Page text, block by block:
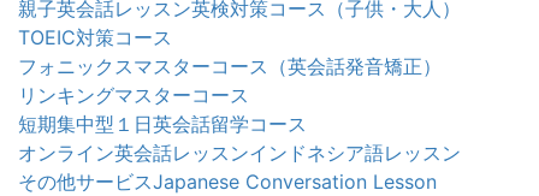
親子英会話レッスン英検対策コース（子供・大人）
TOEIC対策コース
フォニックスマスターコース（英会話発音矯正）
リンキングマスターコース
短期集中型１日英会話留学コース
オンライン英会話レッスンインドネシア語レッスン
その他サービスJapanese Conversation Lesson